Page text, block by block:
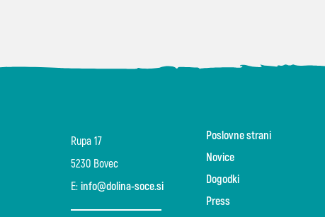
Rupa 17
5230 Bovec
E: info@dolina-soce.si
Poslovne strani
Novice
Dogodki
Press